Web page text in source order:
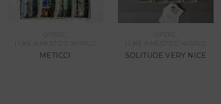
METICCI SOLITUDE VERY NICE